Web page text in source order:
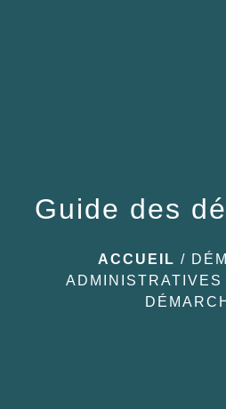
Guide des
ACCUEIL /
ADMINISTRATIVES